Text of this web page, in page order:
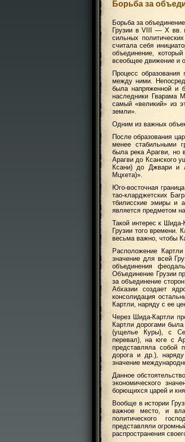
Борьба за
Борьба за
Грузии в VIII — X вв.
сильных
считала себя
объединение,
всеобщее движение и
Процесс
между ними.
была напряженной и
наследники Гварама
самый «великий» из
земли».
Одним из важных
После образования
менее стабильными
была река Арагви, но
Арагви до Ксанского
Ксани) до Джвари и
Мцхета)».
Юго-восточная
тао-кларджетских
тбилисские эмиры и
является предметом
Такой интерес к Шида-
Грузии того времени.
весьма важно, чтобы
Расположение
значение для всей
объединения
Объединение Грузии
за объединение
Абхазии создает
консолидация
Картли, наряду с ее
Через Шида-Картли
Картли дорогами
(ущелье Куры), с
перевал), на юге с
представляла собой
дорога и др.),
значение
Данное
экономического
борющихся царей и
Вообще в истории
важное место, и
политического
представляли
распространения